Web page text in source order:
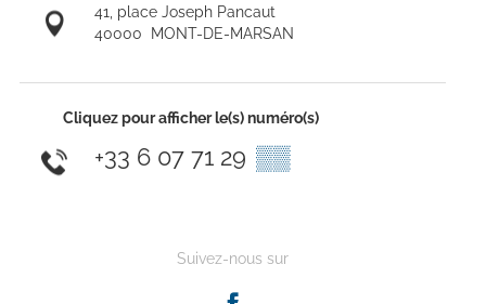
41, place Joseph Pancaut
40000 MONT-DE-MARSAN
Cliquez pour afficher le(s) numéro(s)
+33 6 07 71 29 ▒▒
Suivez-nous sur